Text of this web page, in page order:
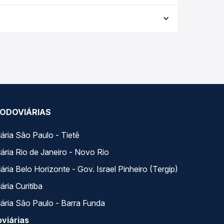
garante a melhor oferta para o seu roteiro.
São Paulo - Tietê
Rio de Janeiro - Novo Rio
Belo Horizonte - Gov. Israel Pinheiro (Tergip)
Curitiba
São Paulo - Barra Funda